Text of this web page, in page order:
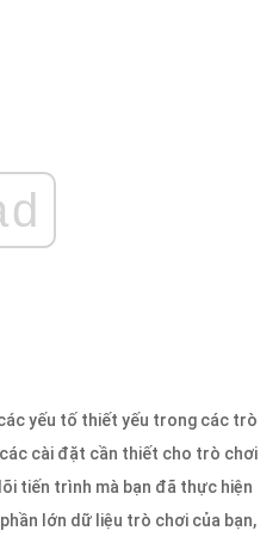
yếu tố thiết yếu trong các trò
cài đặt cần thiết cho trò chơi
tiến trình mà bạn đã thực hiện
lớn dữ liệu trò chơi của bạn,